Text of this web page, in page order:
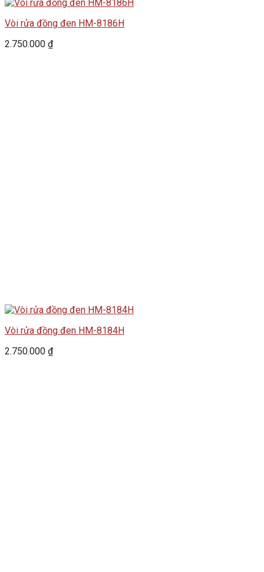
Vòi rửa đồng đen HM-8186H
2.750.000 ₫
Vòi rửa đồng đen HM-8184H
2.750.000 ₫